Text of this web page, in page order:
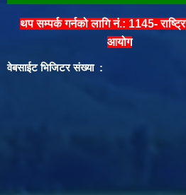
थप सम्पर्क गर्नको लागि नं.: 1145-
आयोग
वेबसाईट भिजिटर संख्या :